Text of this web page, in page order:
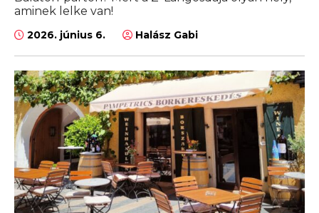
aminek lelke van!
2026. június 6. Halász Gabi